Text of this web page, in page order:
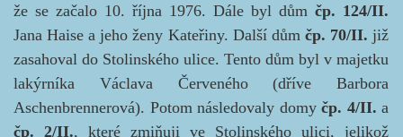
že se začalo 10. října 1976. Dále byl dům čp. 124/II.
Jana Haise a jeho ženy Kateřiny. Další dům čp. 70/II. již
zasahoval do Stolinského ulice. Tento dům byl v majetku
lakýrníka Václava Červeného (dříve Barbora
Aschenbrennerová). Potom následovaly domy čp. 4/II. a
čp. 2/II., které zmiňuji ve Stolinského ulici, jelikož